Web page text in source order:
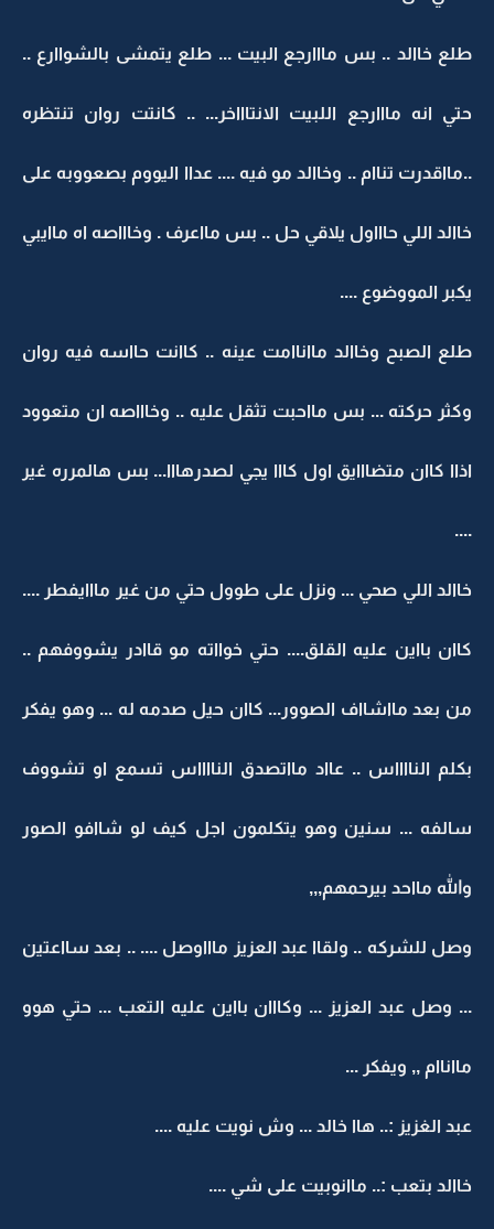
طلع خاالد .. بس مااارجع البيت ... طلع يتمشى بالشواارع ..
حتي انه مااارجع اللبيت الانتاااخر... .. كانتت روان تنتظره
..مااقدرت تناام .. وخاالد مو فيه .... عداا اليووم بصعووبه على
خاالد اللي حاااول يلاقي حل .. بس مااعرف . وخاااصه اه ماايبي
يكبر المووضوع ....
طلع الصبح وخاالد مااناامت عينه .. كاانت حااسه فيه روان
وكثر حركته ... بس مااحبت تثقل عليه .. وخاااصه ان متعوود
اذاا كاان متضااايق اول كااا يجي لصدرهااا... بس هالمرره غير
....
خاالد اللي صحي ... ونزل على طوول حتي من غير مااايفطر ....
كاان بااين عليه القلق.... حتي خوااته مو قاادر يشووفهم ..
من بعد مااشااف الصوور... كاان حيل صدمه له ... وهو يفكر
بكلم النااااس .. عااد مااتصدق النااااس تسمع او تشووف
سالفه ... سنين وهو يتكلمون اجل كيف لو شاافو الصور
والله مااحد بيرحمهم,,,
وصل للشركه .. ولقاا عبد العزيز ماااوصل .... .. بعد سااعتين
... وصل عبد العزيز ... وكااان بااين عليه التعب ... حتي هوو
مااناام ,, ويفكر ...
عبد الغزيز :.. هاا خالد ... وش نويت عليه ....
خاالد بتعب :.. ماانوبيت على شي ....